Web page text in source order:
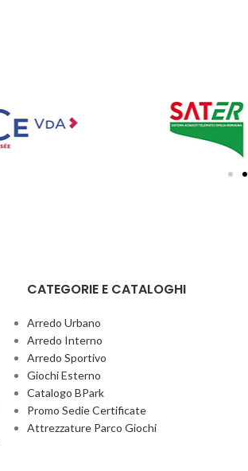
CATEGORIE E CATALOGHI
Arredo Urbano
Arredo Interno
Arredo Sportivo
Giochi Esterno
Catalogo BPark
Promo Sedie Certificate
Attrezzature Parco Giochi